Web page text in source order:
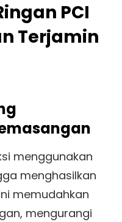
PCI
Terjamin
menggunakan
menghasilkan
memudahkan
mengurangi